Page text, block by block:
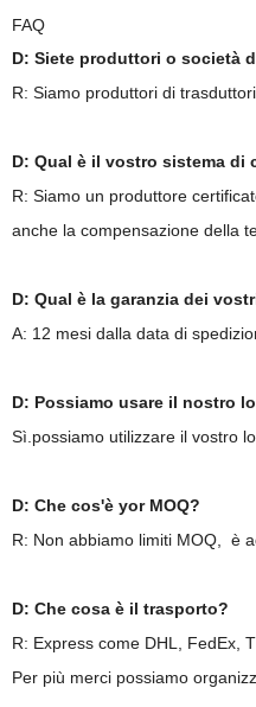
FAQ
D: Siete produttori o società
R: Siamo produttori di
D: Qual è il vostro sistema di
R: Siamo un produttore
anche la compensazione della
D: Qual è la garanzia dei
A: 12 mesi dalla data di
D: Possiamo usare il
Sì.possiamo utilizzare il vostro
D: Che cos'è yor MOQ?
R: Non abbiamo limiti MOQ, è
D: Che cosa è il trasporto?
R: Express come DHL, FedEx,
Per più merci possiamo